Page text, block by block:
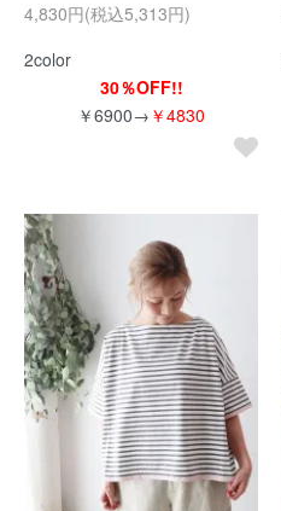
4,830円(税込5,313円)
2color
30％OFF!!
￥6900→ ￥4830